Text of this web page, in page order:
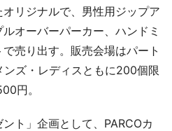
リジナルで、男性用ジップア
オーバーパーカー、ハンドミ
売り出す。販売会場はパート
ンズ・レディスともに200個限
円。
ト」企画として、PARCOカ